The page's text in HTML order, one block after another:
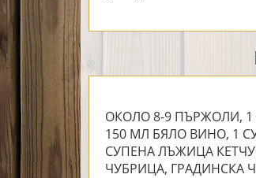
ОКОЛО 8-9 ПЪРЖОЛИ,
150 МЛ БЯЛО ВИНО, 1
СУПЕНА ЛЪЖИЦА
ЧУБРИЦА, ГРАДИНСКА